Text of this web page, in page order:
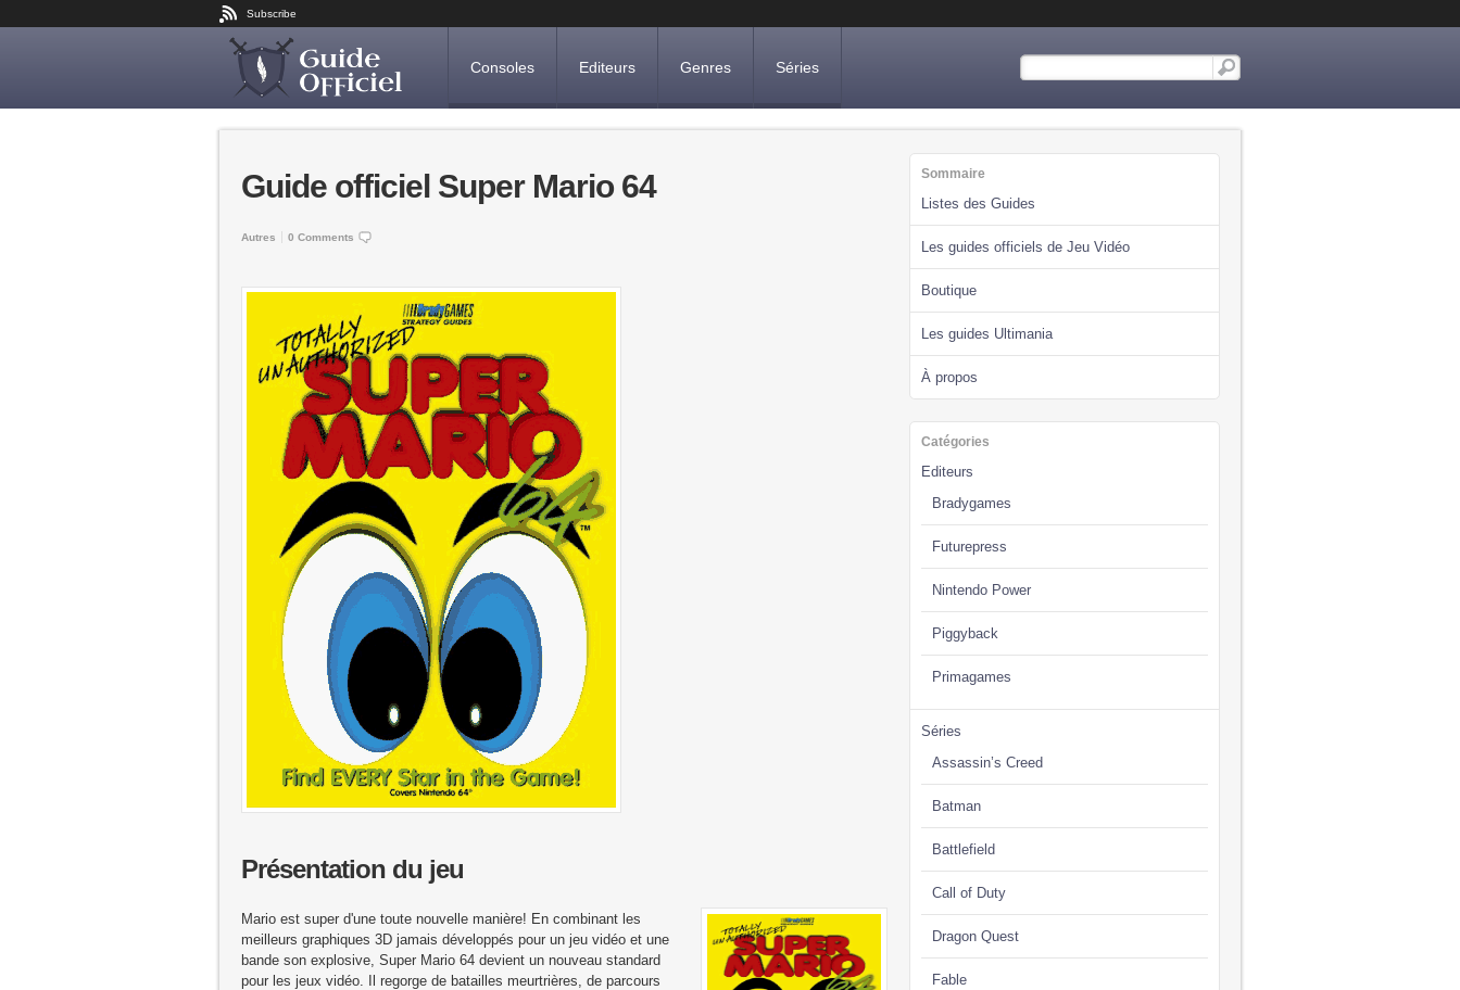
Subscribe
Consoles Editeurs Genres Séries
Guide officiel Super Mario 64
Autres 0 Comments
Présentation du jeu
Mario est super d'une toute nouvelle manière! En combinant les
meilleurs graphiques 3D jamais développés pour un jeu vidéo et une
bande son explosive, Super Mario 64 devient un nouveau standard
pour les jeux vidéo. Il regorge de batailles meurtrières, de parcours
Sommaire
Listes des Guides
Les guides officiels de Jeu Vidéo
Boutique
Les guides Ultimania
À propos
Catégories
Editeurs
Bradygames
Futurepress
Nintendo Power
Piggyback
Primagames
Séries
Assassin’s Creed
Batman
Battlefield
Call of Duty
Dragon Quest
Fable